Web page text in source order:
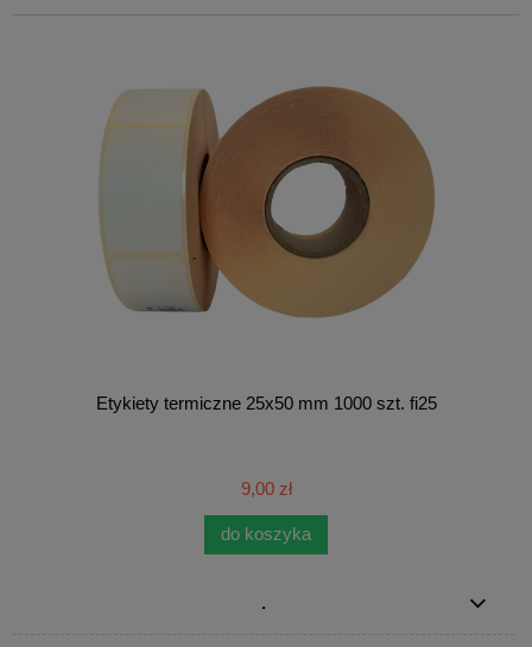
Etykiety termiczne 25x50 mm 1000 szt. fi25
9,00 zł
do koszyka
.